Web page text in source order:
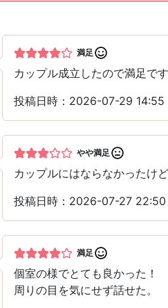
満足
カップル成立したので満足で
投稿日時：2026-07-29 14:55
やや満足
カップルにはならなかったけ
投稿日時：2026-07-27 22:50
満足
個室の様でとても良かった！
周りの目を気にせず話せた。